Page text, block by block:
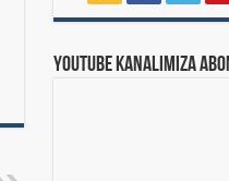
Youtube Kanalımıza